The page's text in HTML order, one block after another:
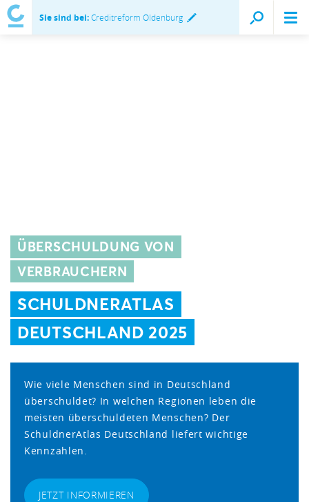
Sie sind bei:Creditreform Oldenburg
ÜBERSCHULDUNG VON
VERBRAUCHERN
SCHULDNERATLAS
DEUTSCHLAND 2025
Wie viele Menschen sind in Deutschland
überschuldet? In welchen Regionen leben die
meisten überschuldeten Menschen? Der
SchuldnerAtlas Deutschland liefert wichtige
Kennzahlen.
JETZT INFORMIEREN